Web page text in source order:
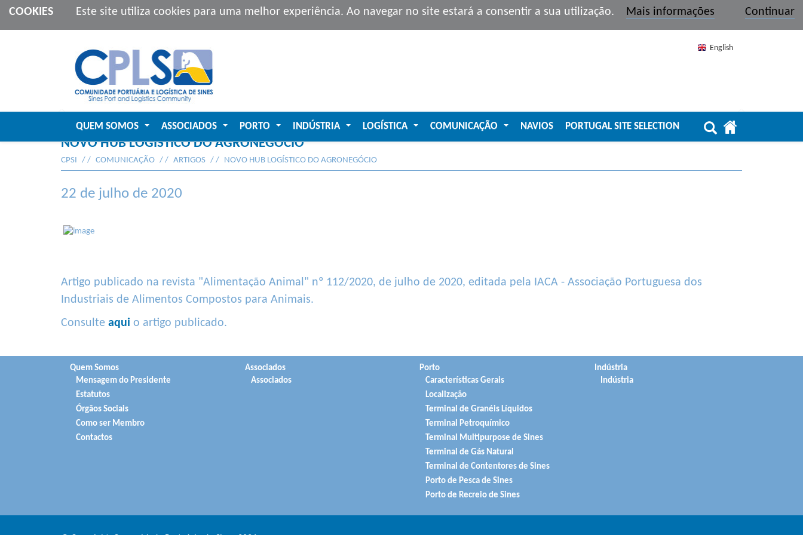
COOKIES Este site utiliza cookies para uma melhor experiência. Ao navegar no site estará a consentir a sua utilização. Mais informações Continuar
English
QUEM SOMOS ASSOCIADOS PORTO INDÚSTRIA LOGÍSTICA COMUNICAÇÃO NAVIOS PORTUGAL SITE SELECTION
NOVO HUB LOGÍSTICO DO AGRONEGÓCIO
CPSI COMUNICAÇÃO ARTIGOS NOVO HUB LOGÍSTICO DO AGRONEGÓCIO
22 de julho de 2020
Artigo publicado na revista "Alimentação Animal" nº 112/2020, de julho de 2020, editada pela IACA - Associação Portuguesa dos
Industriais de Alimentos Compostos para Animais.
Consulte aqui o artigo publicado.
Quem Somos
Mensagem do Presidente
Estatutos
Órgãos Sociais
Como ser Membro
Contactos
Associados
Associados
Porto
Características Gerais
Localização
Terminal de Granéis Líquidos
Terminal Petroquímico
Terminal Multipurpose de Sines
Terminal de Gás Natural
Terminal de Contentores de Sines
Porto de Pesca de Sines
Porto de Recreio de Sines
Indústria
Indústria